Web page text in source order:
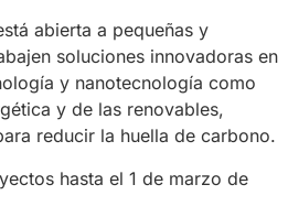
abierta a pequeñas y
soluciones innovadoras en
y nanotecnología como
y de las renovables,
reducir la huella de carbono.
hasta el 1 de marzo de